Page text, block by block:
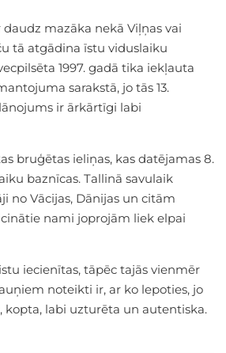
mazāka nekā Viļņas vai
tā atgādina īstu viduslaiku
1997. gadā tika iekļauta
sarakstā, jo tās 13.
ir ārkārtīgi labi
bruģētas ieliņas, kas datējamas 8.
baznīcas. Tallinā savulaik
no Vācijas, Dānijas un citām
nami joprojām liek elpai
iecienītas, tāpēc tajās vienmēr
noteikti ir, ar ko lepoties, jo
kopta, labi uzturēta un autentiska.